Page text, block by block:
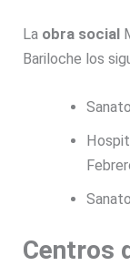
La obra social
Bariloche los
Centros